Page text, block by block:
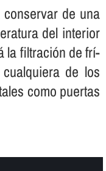
de una
del interior
la filtración de frí­
de los
como puertas